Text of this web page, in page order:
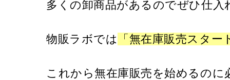
多くの卸商品があるのでぜひ仕
物販ラボでは 「無在庫販売スタ
これから無在庫販売を始めるの